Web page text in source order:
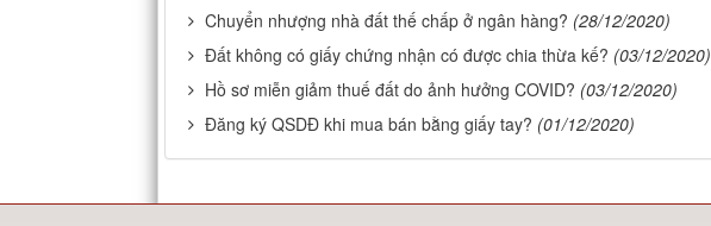
Chuyển nhượng nhà đất thế chấp ở ngân hàng? (28/12/2020)
Đất không có giấy chứng nhận có được chia thừa kế? (03/12/2020)
Hồ sơ miễn giảm thuế đất do ảnh hưởng COVID? (03/12/2020)
Đăng ký QSDĐ khi mua bán bằng giấy tay? (01/12/2020)